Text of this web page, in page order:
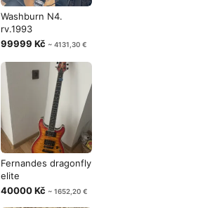
Washburn N4.
rv.1993
99999 Kč ~ 4131,30 €
Fernandes dragonfly
elite
40000 Kč ~ 1652,20 €